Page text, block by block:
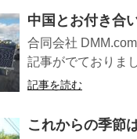
中国とお付き合
合同会社
記事がでておりま
記事を読む
これからの季節